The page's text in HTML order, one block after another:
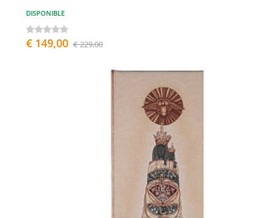
DISPONIBLE
€ 149,00 € 229,00